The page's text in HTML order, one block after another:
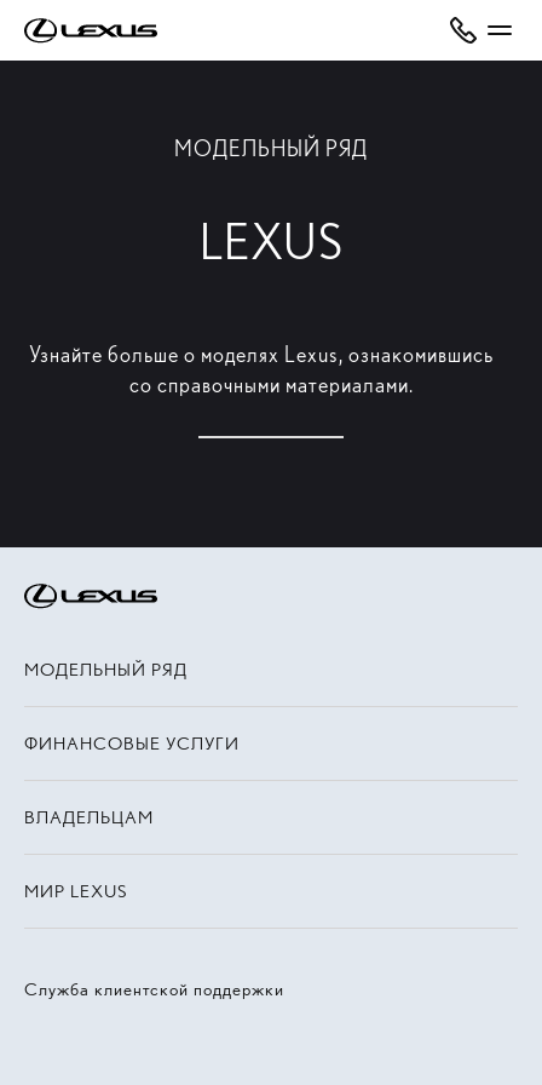
МОДЕЛЬНЫЙ РЯД
LEXUS
Узнайте больше о моделях Lexus, ознакомившись
со справочными материалами.
Служба клиентской поддержки
МОДЕЛЬНЫЙ РЯД
ФИНАНСОВЫЕ УСЛУГИ
ВЛАДЕЛЬЦАМ
МИР LEXUS